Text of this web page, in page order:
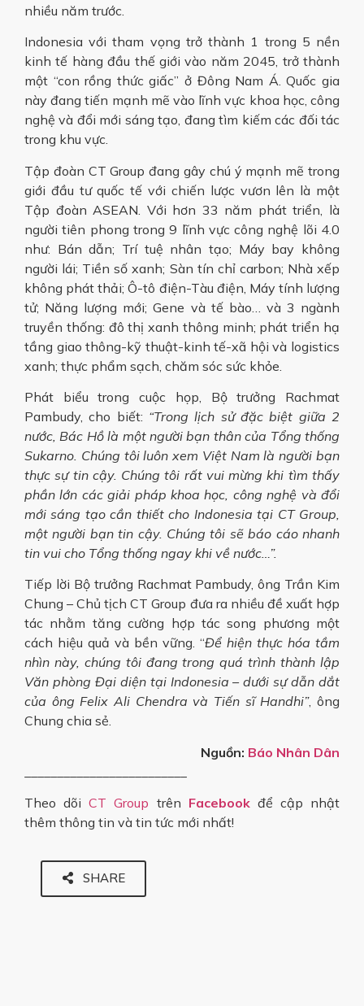
nhiều năm trước.
Indonesia với tham vọng trở thành 1 trong 5 nền
kinh tế hàng đầu thế giới vào năm 2045, trở thành
một “con rồng thức giấc” ở Đông Nam Á. Quốc gia
này đang tiến mạnh mẽ vào lĩnh vực khoa học, công
nghệ và đổi mới sáng tạo, đang tìm kiếm các đối tác
trong khu vực.
Tập đoàn CT Group đang gây chú ý mạnh mẽ trong
giới đầu tư quốc tế với chiến lược vươn lên là một
Tập đoàn ASEAN. Với hơn 33 năm phát triển, là
người tiên phong trong 9 lĩnh vực công nghệ lõi 4.0
như: Bán dẫn; Trí tuệ nhân tạo; Máy bay không
người lái; Tiền số xanh; Sàn tín chỉ carbon; Nhà xếp
không phát thải; Ô-tô điện-Tàu điện, Máy tính lượng
tử; Năng lượng mới; Gene và tế bào… và 3 ngành
truyền thống: đô thị xanh thông minh; phát triển hạ
tầng giao thông-kỹ thuật-kinh tế-xã hội và logistics
xanh; thực phẩm sạch, chăm sóc sức khỏe.
Phát biểu trong cuộc họp, Bộ trưởng Rachmat
Pambudy, cho biết: “Trong lịch sử đặc biệt giữa 2
nước, Bác Hồ là một người bạn thân của Tổng thống
Sukarno. Chúng tôi luôn xem Việt Nam là người bạn
thực sự tin cậy. Chúng tôi rất vui mừng khi tìm thấy
phần lớn các giải pháp khoa học, công nghệ và đổi
mới sáng tạo cần thiết cho Indonesia tại CT Group,
một người bạn tin cậy. Chúng tôi sẽ báo cáo nhanh
tin vui cho Tổng thống ngay khi về nước…”.
Tiếp lời Bộ trưởng Rachmat Pambudy, ông Trần Kim
Chung – Chủ tịch CT Group đưa ra nhiều đề xuất hợp
tác nhằm tăng cường hợp tác song phương một
cách hiệu quả và bền vững. “Để hiện thực hóa tầm
nhìn này, chúng tôi đang trong quá trình thành lập
Văn phòng Đại diện tại Indonesia – dưới sự dẫn dắt
của ông Felix Ali Chendra và Tiến sĩ Handhi”, ông
Chung chia sẻ.
Nguồn: Báo Nhân Dân
Theo dõiCT Group trên Facebookđể cập nhật
thêm thông tin và tin tức mới nhất!
SHARE